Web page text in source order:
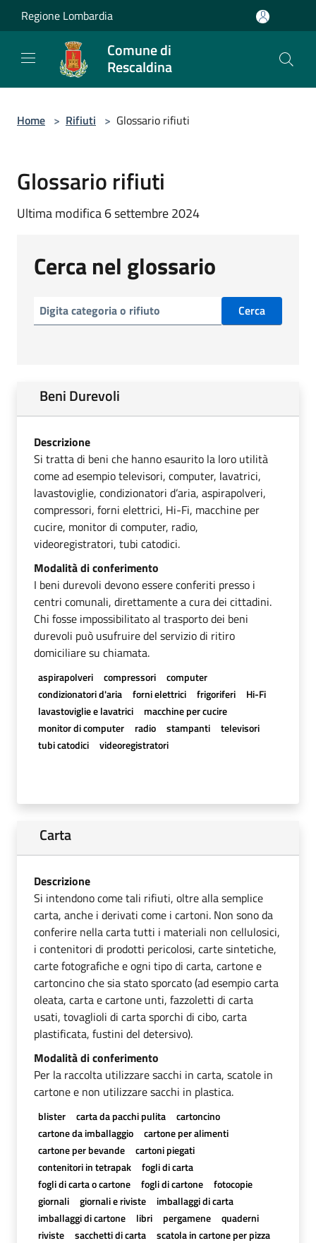
Salta al contenuto principale
Regione Lombardia
Comune di
Rescaldina
Home > Rifiuti > Glossario rifiuti
Glossario rifiuti
Ultima modifica 6 settembre 2024
Cerca nel glossario
Cerca
Beni Durevoli
Descrizione
Si tratta di beni che hanno esaurito la loro utilità
come ad esempio televisori, computer, lavatrici,
lavastoviglie, condizionatori d’aria, aspirapolveri,
compressori, forni elettrici, Hi-Fi, macchine per
cucire, monitor di computer, radio,
videoregistratori, tubi catodici.
Modalità di conferimento
I beni durevoli devono essere conferiti presso i
centri comunali, direttamente a cura dei cittadini.
Chi fosse impossibilitato al trasporto dei beni
durevoli può usufruire del servizio di ritiro
domiciliare su chiamata.
aspirapolveri compressori
computer
condizionatori d'aria
forni elettrici frigoriferi
Hi-Fi
lavastoviglie e lavatrici
macchine per cucire
monitor di computer
radio stampanti
televisori
tubi catodici
videoregistratori
Carta
Descrizione
Si intendono come tali rifiuti, oltre alla semplice
carta, anche i derivati come i cartoni. Non sono da
conferire nella carta tutti i materiali non cellulosici,
i contenitori di prodotti pericolosi, carte sintetiche,
carte fotografiche e ogni tipo di carta, cartone e
cartoncino che sia stato sporcato (ad esempio carta
oleata, carta e cartone unti, fazzoletti di carta
usati, tovaglioli di carta sporchi di cibo, carta
plastificata, fustini del detersivo).
Modalità di conferimento
Per la raccolta utilizzare sacchi in carta, scatole in
cartone e non utilizzare sacchi in plastica.
blister carta da pacchi pulita
cartoncino
cartone da imballaggio
cartone per alimenti
cartone per bevande
cartoni piegati
contenitori in tetrapak
fogli di carta
fogli di carta o cartone
fogli di cartone
fotocopie
giornali
giornali e riviste
imballaggi di carta
imballaggi di cartone
libri pergamene
quaderni
riviste
sacchetti di carta
scatola in cartone per pizza